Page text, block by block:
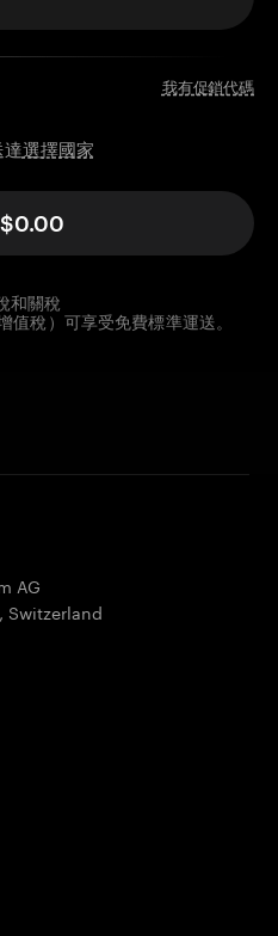
我有促銷代碼
達選擇國家
$0.00
和關稅
稅）可享受免費標準運送。
AG
, Switzerland